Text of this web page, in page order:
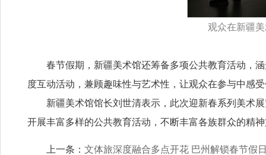
观众在新疆
春节假期，新疆美术馆还筹备多项公共教育活动，
度互动活动，兼顾趣味性与艺术性，让观众在参与中感
新疆美术馆馆长刘世清表示，此次迎新春系列美术
开展丰富多样的公共教育活动，不断丰富各族群众的精
上一条： 文体旅深度融合多点开花 巴州解锁春节假